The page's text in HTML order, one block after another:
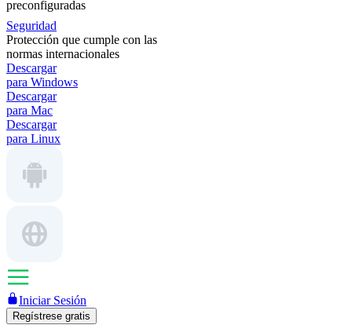
preconfiguradas
Seguridad
Protección que cumple con las
normas internacionales
Descargar
para Windows
Descargar
para Mac
Descargar
para Linux
Iniciar Sesión
Regístrese gratis